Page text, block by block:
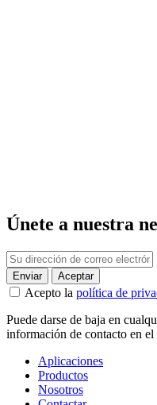
Únete a nuestra
Acepto la política de
Puede darse de baja en
información de contacto en el
Aplicaciones
Productos
Nosotros